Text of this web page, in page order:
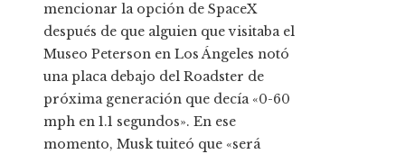
mencionar la opción de SpaceX
después de que alguien que visitaba el
Museo Peterson en Los Ángeles notó
una placa debajo del Roadster de
próxima generación que decía «0-60
mph en 1.1 segundos». En ese
momento, Musk tuiteó que «será